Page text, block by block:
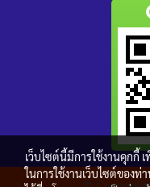
เว็บไซต์นี้มีการใช้งานคุกกี้
ในการใช้งานเว็บไซต์ของ